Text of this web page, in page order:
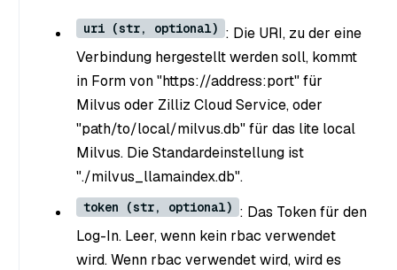
uri (str, optional) : Die URI, zu der eine
Verbindung hergestellt werden soll, kommt
in Form von "https://address:port" für
Milvus oder Zilliz Cloud Service, oder
"path/to/local/milvus.db" für das lite local
Milvus. Die Standardeinstellung ist
"./milvus_llamaindex.db".
token (str, optional) : Das Token für den
Log-In. Leer, wenn kein rbac verwendet
wird. Wenn rbac verwendet wird, wird es